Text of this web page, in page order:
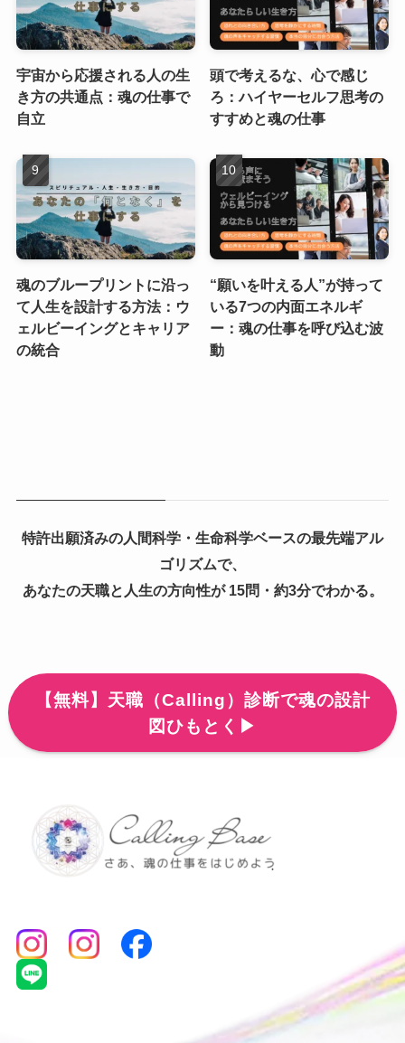
宇宙から応援される人の生
き方の共通点：魂の仕事で
自立
頭で考えるな、心で感じ
ろ：ハイヤーセルフ思考の
すすめと魂の仕事
魂のブループリントに沿っ
て人生を設計する方法：ウ
ェルビーイングとキャリア
の統合
“願いを叶える人”が持って
いる7つの内面エネルギ
ー：魂の仕事を呼び込む波
動
特許出願済みの人間科学・生命科学ベースの最先端アル
ゴリズムで、
あなたの天職と人生の方向性が 15問・約3分でわかる。
【無料】天職（Calling）診断で魂の設計
図ひもとく▶